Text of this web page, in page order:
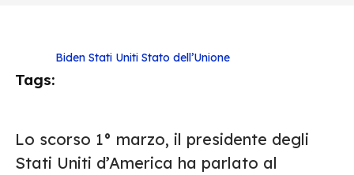
Tags:
Biden Stati Uniti Stato dell’Unione
Lo scorso 1° marzo, il presidente degli
Stati Uniti d’America ha parlato al